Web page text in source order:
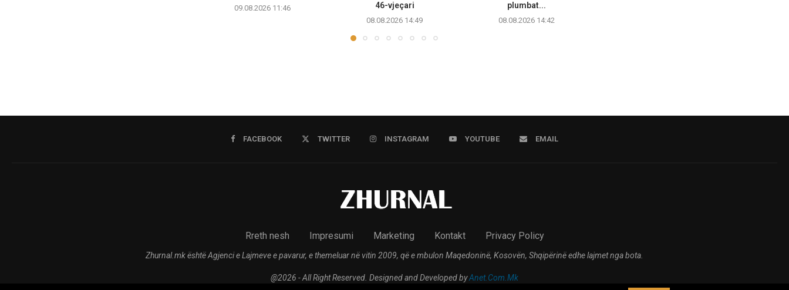
09.08.2026 11:46
46-vjeçari
08.08.2026 14:49
plumbat...
08.08.2026 14:42
FACEBOOK TWITTER INSTAGRAM YOUTUBE EMAIL
Rreth nesh Impresumi Marketing Kontakt Privacy Policy
Zhurnal.mk është Agjenci e Lajmeve e pavarur, e themeluar në vitin 2009, që e mbulon Maqedoninë, Kosovën, Shqipërinë edhe lajmet nga bota.
@2026 - All Right Reserved. Designed and Developed byAnet.Com.Mk